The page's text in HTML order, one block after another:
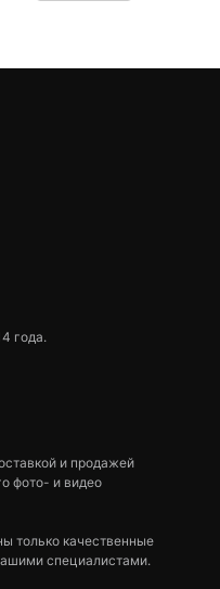
года.
и продажей
фото- и видео
только качественные
специалистами.